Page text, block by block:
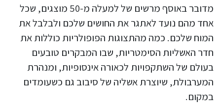
מדובר באוסף מרשים של למעלה מ-50 מוצגים, שכל
אחד מהם נועד לאתגר את החושים שלכם ולבלבל את
המוח שלכם. כמה מהתצוגות הפופולריות כוללות את
חדר האשליות הסימטריות, שבו המבקרים טובעים
בעולם של השתקפויות לכאורה אינסופיות, ומנהרת
המערבולת, שיוצרת אשליה של סיבוב גם כשעומדים
במקום.